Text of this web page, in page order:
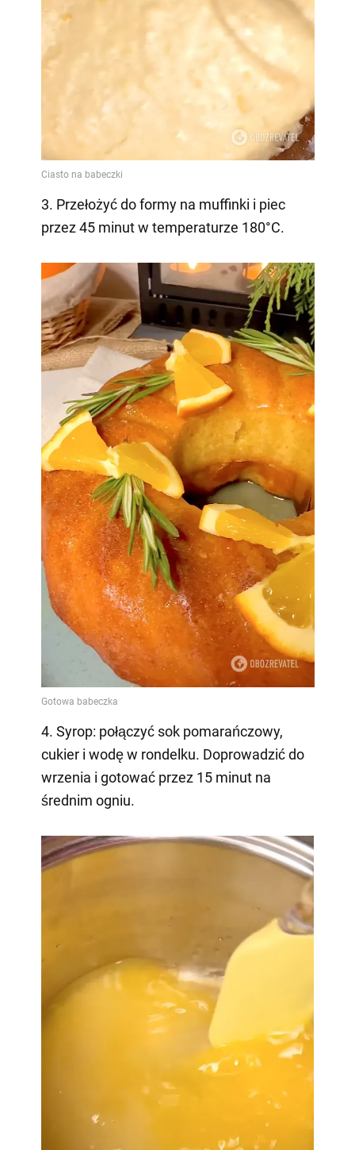
3. Przełożyć do formy na muffinki i piec
przez 45 minut w temperaturze 180°C.
4. Syrop: połączyć sok pomarańczowy,
cukier i wodę w rondelku. Doprowadzić do
wrzenia i gotować przez 15 minut na
średnim ogniu.